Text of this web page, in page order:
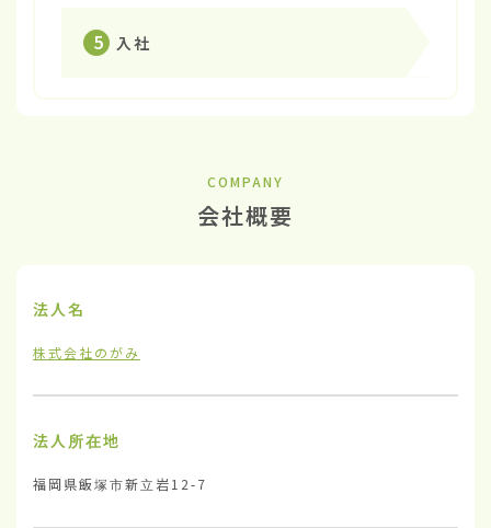
5 入社
COMPANY
会社概要
法人名
株式会社のがみ
法人所在地
福岡県飯塚市新立岩12-7